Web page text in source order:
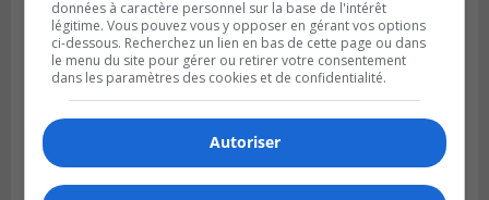
données à caractère personnel sur la base de l'intérêt
légitime. Vous pouvez vous y opposer en gérant vos options
ci-dessous. Recherchez un lien en bas de cette page ou dans
le menu du site pour gérer ou retirer votre consentement
dans les paramètres des cookies et de confidentialité.
Autoriser